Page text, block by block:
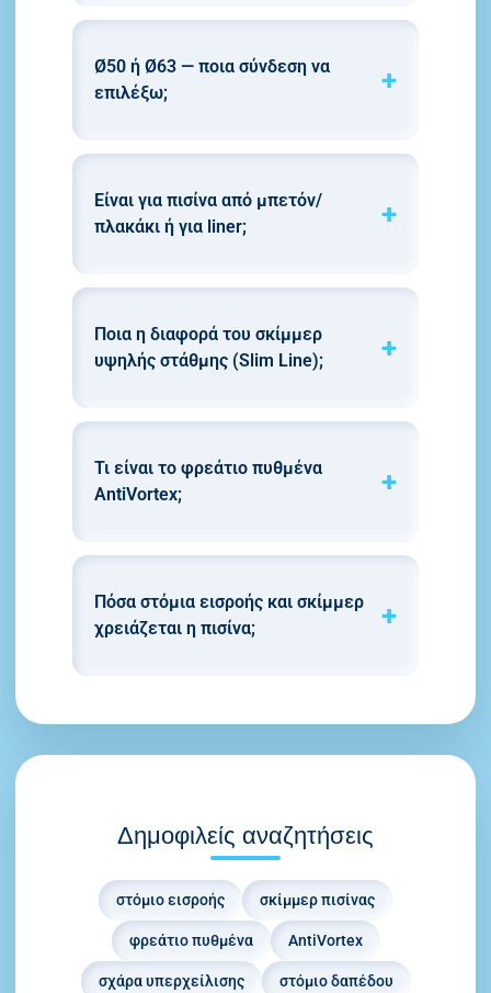
Ø50 ή Ø63 — ποια σύνδεση να
επιλέξω;
Είναι για πισίνα από μπετόν/
πλακάκι ή για liner;
Ποια η διαφορά του σκίμμερ
υψηλής στάθμης (Slim Line);
Τι είναι το φρεάτιο πυθμένα
AntiVortex;
Πόσα στόμια εισροής και σκίμμερ
χρειάζεται η πισίνα;
Δημοφιλείς αναζητήσεις
στόμιο εισροής σκίμμερ πισίνας
φρεάτιο πυθμένα AntiVortex
σχάρα υπερχείλισης στόμιο δαπέδου